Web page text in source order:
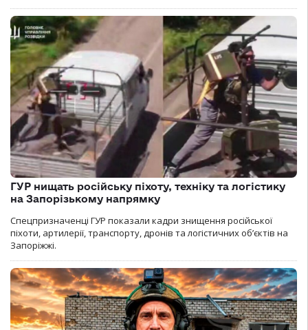
ГУР нищать російську піхоту, техніку та логістику
на Запорізькому напрямку
Спецпризначенці ГУР показали кадри знищення російської
піхоти, артилерії, транспорту, дронів та логістичних об’єктів на
Запоріжжі.